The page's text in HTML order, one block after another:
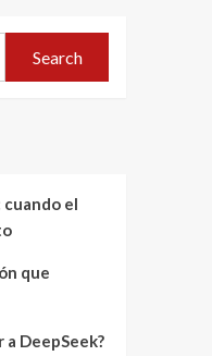
Search
el
que
DeepSeek?